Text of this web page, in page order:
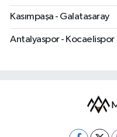
Kasımpaşa - Galatasaray
Antalyaspor - Kocaelispor